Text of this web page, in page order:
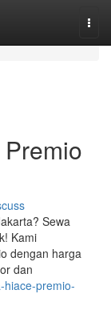
Sewa
Kami
dengan harga
dan
hiace-premio-